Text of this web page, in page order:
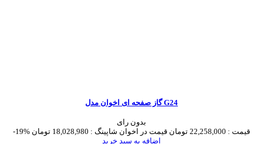
گاز صفحه ای اخوان مدل G24
بدون رای
-19%
قیمت : 22,258,000 تومان قیمت در اخوان شاپینگ : 18,028,980 تومان
اضافه به سبد خرید